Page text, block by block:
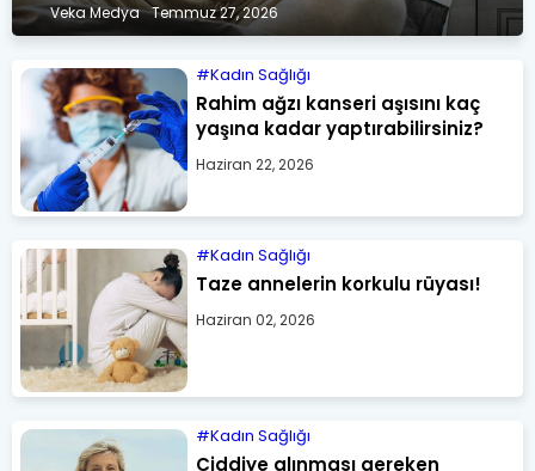
Veka Medya Temmuz 27, 2026
Kadın Sağlığı
Rahim ağzı kanseri aşısını kaç
yaşına kadar yaptırabilirsiniz?
Haziran 22, 2026
Kadın Sağlığı
Taze annelerin korkulu rüyası!
Haziran 02, 2026
Kadın Sağlığı
Ciddiye alınması gereken